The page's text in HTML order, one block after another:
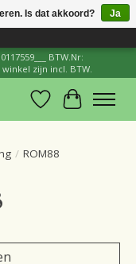
×
BTW.Nr:
winkel zijn incl. BTW.
Verlanglijst
/ ROM88
Is dat akkoord?
Ja